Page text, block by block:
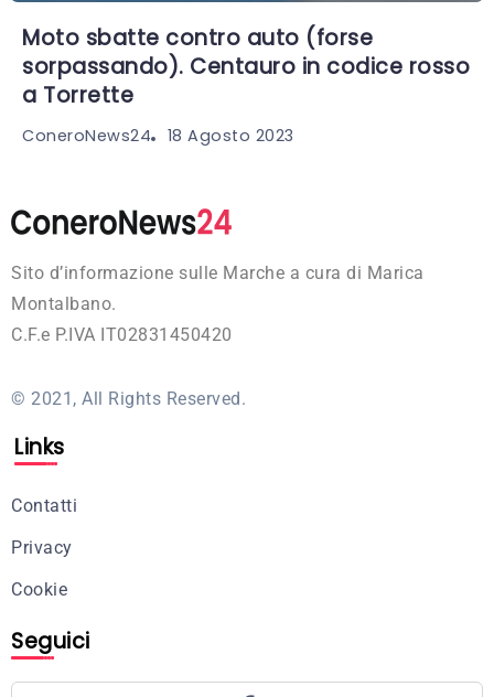
Moto sbatte contro auto (forse
sorpassando). Centauro in codice rosso
a Torrette
ConeroNews24 18 Agosto 2023
Sito d’informazione sulle Marche a cura di Marica
Montalbano.
C.F.e P.IVA IT02831450420
© 2021, All Rights Reserved.
Links
Contatti
Privacy
Cookie
Seguici